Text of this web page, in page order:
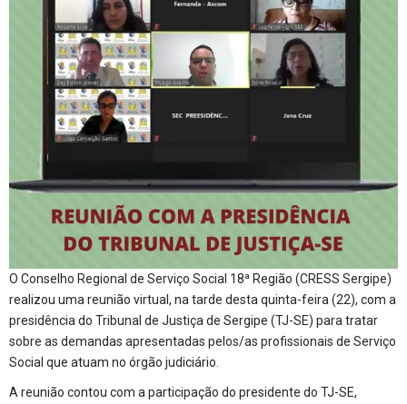
O Conselho Regional de Serviço Social 18ª Região (CRESS Sergipe)
realizou uma reunião virtual, na tarde desta quinta-feira (22), com a
presidência do Tribunal de Justiça de Sergipe (TJ-SE) para tratar
sobre as demandas apresentadas pelos/as profissionais de Serviço
Social que atuam no órgão judiciário.
A reunião contou com a participação do presidente do TJ-SE,